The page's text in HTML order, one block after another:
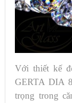
Với thiết kế
GERTA DIA
trọng trong